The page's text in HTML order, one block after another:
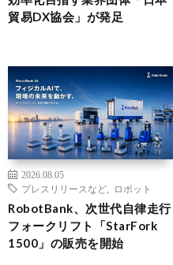
貿易DX協会」が発足
2026.08.05
プレスリリースなど
ロボット
RobotBank、次世代自律走行
フォークリフト「StarFork
1500」の販売を開始